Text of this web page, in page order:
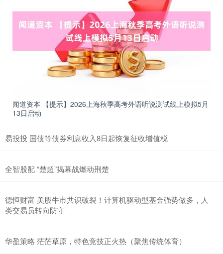
闻道资本 【提示】2026上海秋季高考外语听说测试线上模拟5月
13日启动
易投投 国债等债券利息收入8日起恢复征收增值税
全智股配 “楚超”揭幕战燃动荆楚
德恒财富 美股牛市共识破裂！计算机驱动型基金强势做多，人
类交易员转向防守
华盈策略 茫茫草原，特色竞技正火热（聚焦传统体育）